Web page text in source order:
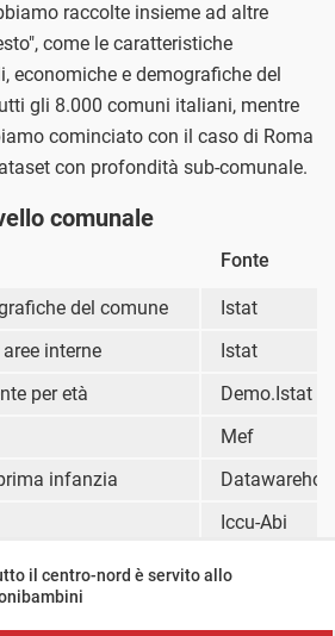
il centro-nord è servito allo
raccolte insieme ad altre
come le caratteristiche
economiche e demografiche del
gli 8.000 comuni italiani, mentre
cominciato con il caso di Roma
con profondità sub-comunale.
comunale
Fonte
del comune
Istat
interne
Istat
per età
Demo.Istat
Mef
infanzia
Iccu-Abi
Miur
istruzione